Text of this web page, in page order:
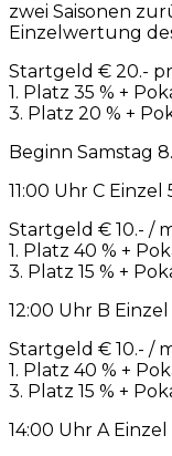
zwei Saisonen
Einzelwertung
Startgeld € 20.-
1. Platz 35 % +
3. Platz 20 % +
Beginn Samstag
11:00 Uhr C Einzel
Startgeld € 10.- /
1. Platz 40 % +
3. Platz 15 % +
12:00 Uhr B
Startgeld € 10.- /
1. Platz 40 % +
3. Platz 15 % +
14:00 Uhr A